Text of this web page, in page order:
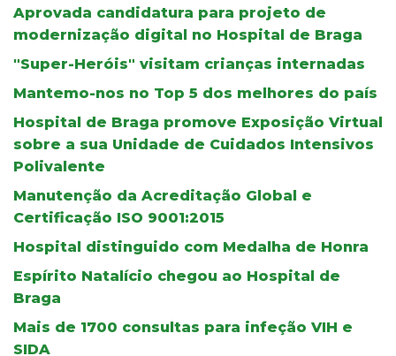
Aprovada candidatura para projeto de
modernização digital no Hospital de Braga
"Super-Heróis" visitam crianças internadas
Mantemo-nos no Top 5 dos melhores do país
Hospital de Braga promove Exposição Virtual
sobre a sua Unidade de Cuidados Intensivos
Polivalente
Manutenção da Acreditação Global e
Certificação ISO 9001:2015
Hospital distinguido com Medalha de Honra
Espírito Natalício chegou ao Hospital de
Braga
Mais de 1700 consultas para infeção VIH e
SIDA